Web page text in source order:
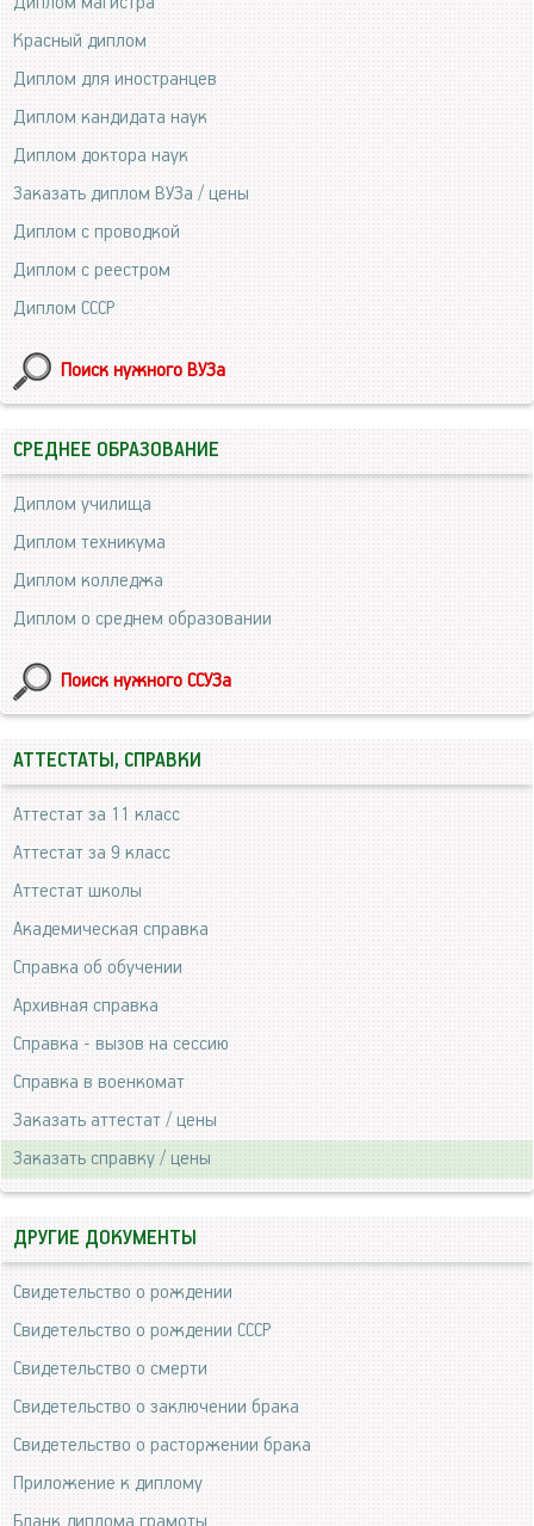
Красный диплом
Диплом для иностранцев
Диплом кандидата наук
Диплом доктора наук
Заказать диплом ВУЗа / цены
Диплом с проводкой
Диплом с реестром
Диплом СССР
Поиск нужного ВУЗа
СРЕДНЕЕ ОБРАЗОВАНИЕ
Диплом училища
Диплом техникума
Диплом колледжа
Диплом о среднем образовании
Поиск нужного ССУЗа
АТТЕСТАТЫ, СПРАВКИ
Аттестат за 11 класс
Аттестат за 9 класс
Аттестат школы
Академическая справка
Справка об обучении
Архивная справка
Справка - вызов на сессию
Справка в военкомат
Заказать аттестат / цены
Заказать справку / цены
ДРУГИЕ ДОКУМЕНТЫ
Свидетельство о рождении
Свидетельство о рождении СССР
Свидетельство о смерти
Свидетельство о заключении брака
Свидетельство о расторжении брака
Приложение к диплому